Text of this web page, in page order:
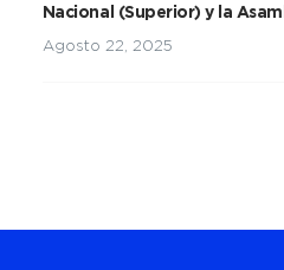
Nacional (Superior) y la
Agosto 22, 2025